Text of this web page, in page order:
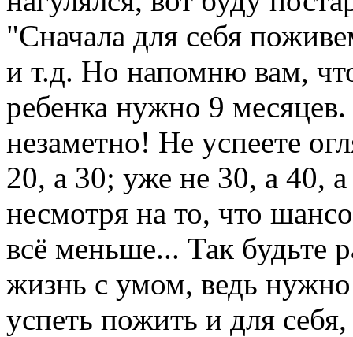
"Сначала для себя
и т.д. Но напомню вам,
ребенка нужно 9 месяцев.
незаметно! Не успеете
20, а 30; уже не 30, а 40,
несмотря на то, что
всё меньше... Так будьте
жизнь с умом, ведь
успеть пожить и для